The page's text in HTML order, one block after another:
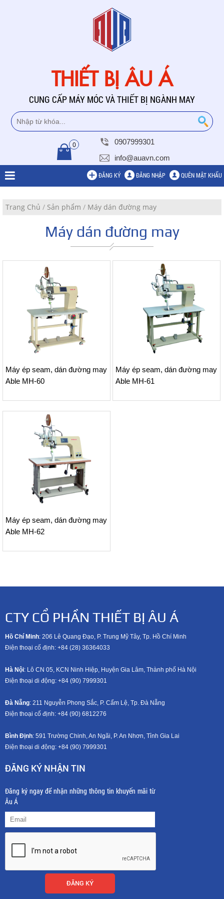
THIẾT BỊ ÂU Á
CUNG CẤP MÁY MÓC VÀ THIẾT BỊ NGÀNH MAY
0
0907999301
info@auavn.com
ĐĂNG KÝ ĐĂNG NHẬP QUÊN MẬT KHẨU
Trang Chủ / Sản phẩm / Máy dán đường may
Máy dán đường may
Máy ép seam, dán đường may
Able MH-60
Máy ép seam, dán đường may
Able MH-61
Máy ép seam, dán đường may
Able MH-62
CTY CỔ PHẦN THIẾT BỊ ÂU Á
Hồ Chí Minh: 206 Lê Quang Đạo, P. Trung Mỹ Tây, Tp. Hồ Chí Minh
Điện thoại cố định: +84 (28) 36364033
Hà Nội: Lô CN 05, KCN Ninh Hiệp, Huyện Gia Lâm, Thành phố Hà Nội
Điện thoại di động: +84 (90) 7999301
Đà Nẵng: 211 Nguyễn Phong Sắc, P. Cẩm Lệ, Tp. Đà Nẵng
Điện thoại cố định: +84 (90) 6812276
Bình Định: 591 Trường Chinh, An Ngãi, P. An Nhơn, Tỉnh Gia Lai
Điện thoại di động: +84 (90) 7999301
ĐĂNG KÝ NHẬN TIN
Đăng ký ngay để nhận những thông tin khuyến mãi từ
Âu Á